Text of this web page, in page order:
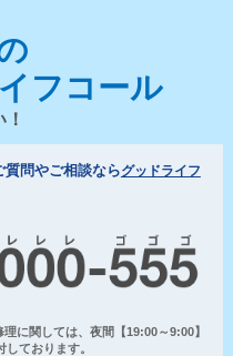
フコール
質問やご相談ならグッドライフ
に関しては、夜間【19:00～9:00】
ております。